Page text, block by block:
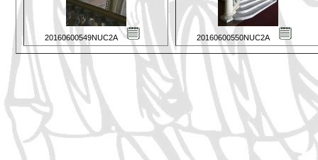
20160600549NUC2A 20160600550NUC2A